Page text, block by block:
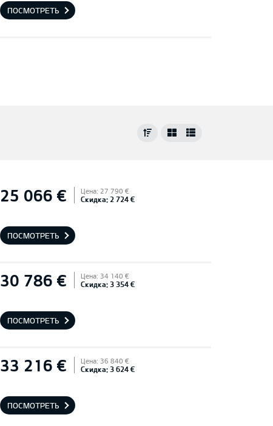
ПОСМОТРЕТЬ
25 066 € Цена: 27 790 €
Скидка: 2 724 €
ПОСМОТРЕТЬ
30 786 € Цена: 34 140 €
Скидка: 3 354 €
ПОСМОТРЕТЬ
33 216 € Цена: 36 840 €
Скидка: 3 624 €
ПОСМОТРЕТЬ